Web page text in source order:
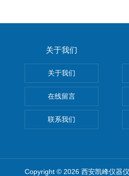
关于我们
关于我们
在线留言
联系我们
Copyright © 2026 西安凯峰仪器